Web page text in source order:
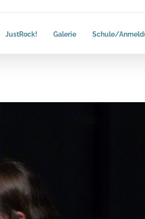
JustRock! Galerie Schule/